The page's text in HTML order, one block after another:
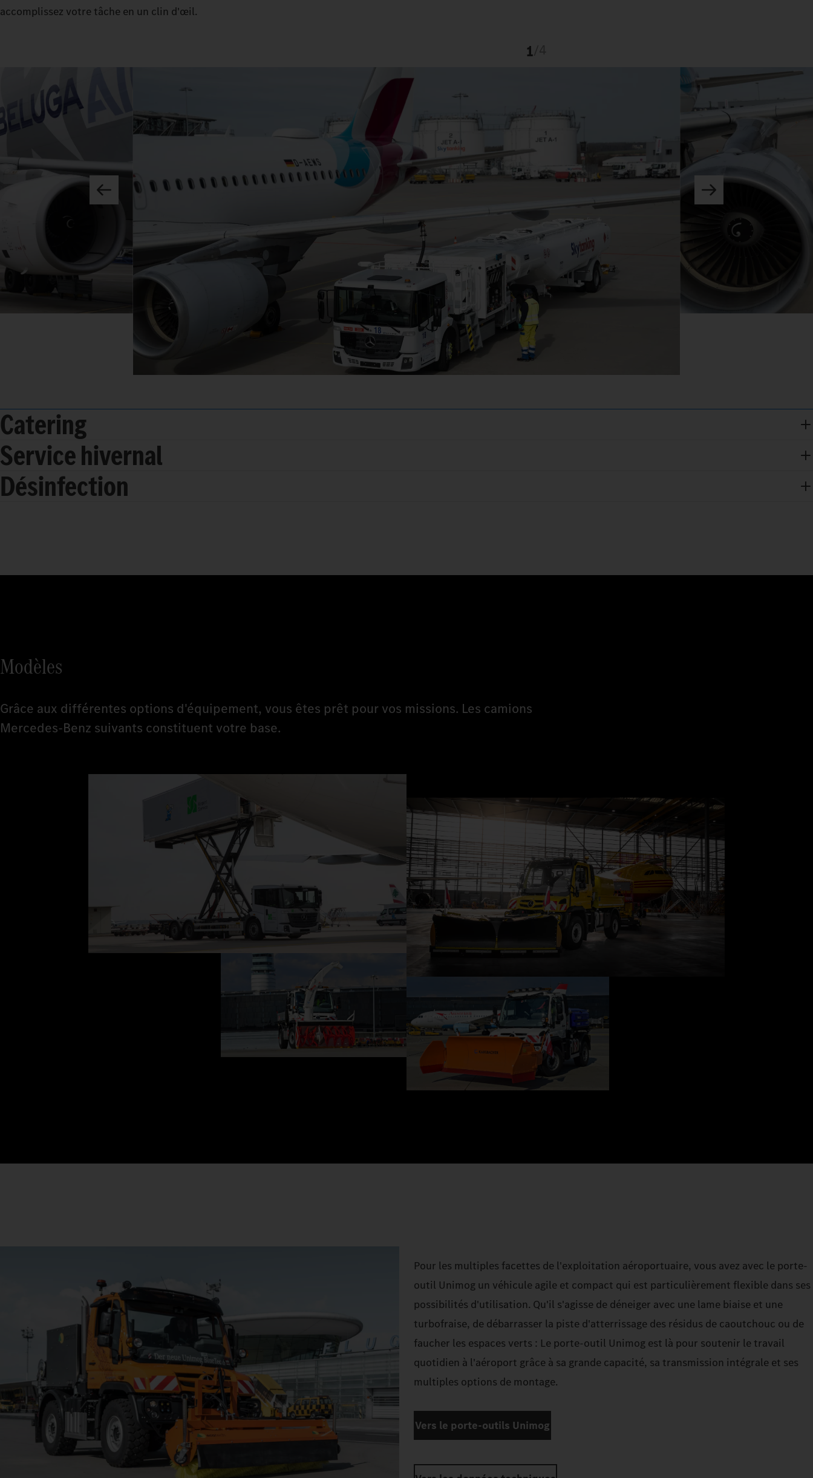
accomplissez votre tâche en un clin d'œil.
1
Catering
Service hivernal
Désinfection
Modèles
Grâce aux différentes options d'équipement, vous êtes prêt pour vos missions. Les camions
Mercedes-Benz suivants constituent votre base.
Pour les multiples facettes de l'exploitation aéroportuaire, vous avez avec le porte-
outil Unimog un véhicule agile et compact qui est particulièrement flexible dans ses
possibilités d'utilisation. Qu'il s'agisse de déneiger avec une lame biaise et une
turbofraise, de débarrasser la piste d'atterrissage des résidus de caoutchouc ou de
faucher les espaces verts : Le porte-outil Unimog est là pour soutenir le travail
quotidien à l'aéroport grâce à sa grande capacité, sa transmission intégrale et ses
multiples options de montage.
Vers le porte-outils Unimog